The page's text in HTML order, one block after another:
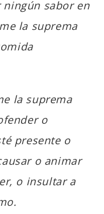
ningún sabor en
la suprema
la suprema
o
presente o
o animar
o insultar a